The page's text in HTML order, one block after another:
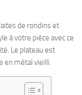
de rondins et
à votre pièce avec ce
Le plateau est
en métal vieilli.